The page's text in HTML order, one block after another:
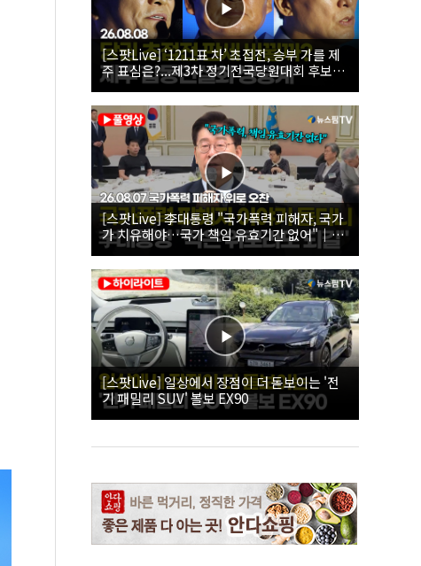
[스팟Live] ‘1211표 차’ 초접전, 승부 가를 제
주 표심은?...제3차 정기전국당원대회 후보자
제주 합동연설회 생중계 | 26.08.08
[스팟Live] 李대통령 "국가폭력 피해자, 국가
가 치유해야…국가 책임 유효기간 없어"｜
26.08.07 국가폭력 피해자 위로 오찬
[스팟Live] 일상에서 장점이 더 돋보이는 '전
기 패밀리 SUV' 볼보 EX90